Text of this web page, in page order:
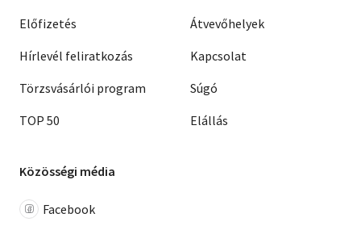
Előfizetés
Hírlevél feliratkozás
Törzsvásárlói program
TOP 50
Átvevőhelyek
Kapcsolat
Súgó
Elállás
Közösségi média
Facebook